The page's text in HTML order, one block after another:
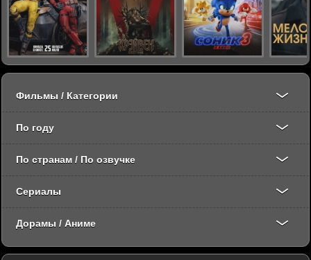
Фильмы / Категории
По году
По странам / По озвучке
Сериалы
Дорамы / Аниме